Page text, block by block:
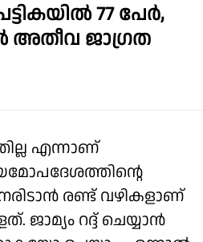
77 പേർ,
അതീവ ജാഗ്രത
എന്നാണ്
രണ്ട് വഴികളാണ്
റദ്ദ് ചെയ്യാൻ